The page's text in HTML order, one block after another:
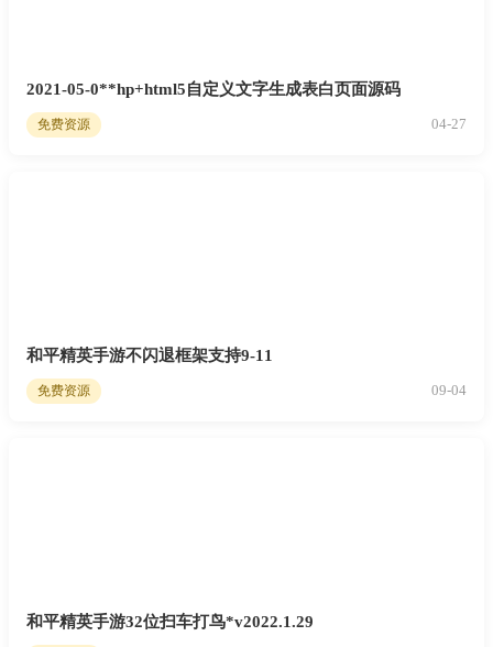
2021-05-0**hp+html5自定义文字生成表白页面源码
免费资源 04-27
和平精英手游不闪退框架支持9-11
免费资源 09-04
和平精英手游32位扫车打鸟*v2022.1.29